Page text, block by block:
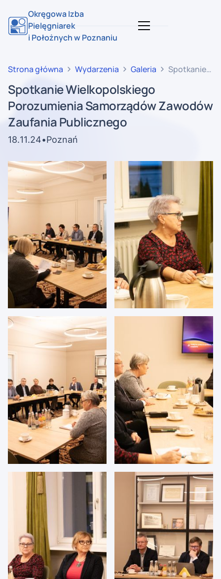
Okręgowa Izba
Pielęgniarek
i Położnych w Poznaniu
Strona główna Wydarzenia Galeria
Spotkanie
Samorządów
Spotkanie Wielkopolskiego
Porozumienia Samorządów Zawodów
Zaufania Publicznego
18.11.24•Poznań